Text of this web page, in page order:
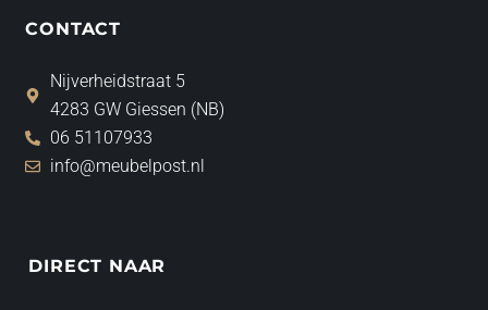
CONTACT
Nijverheidstraat 5
4283 GW Giessen (NB)
06 51107933
info@meubelpost.nl
DIRECT NAAR